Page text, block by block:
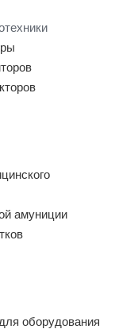
амуниции
оборудования